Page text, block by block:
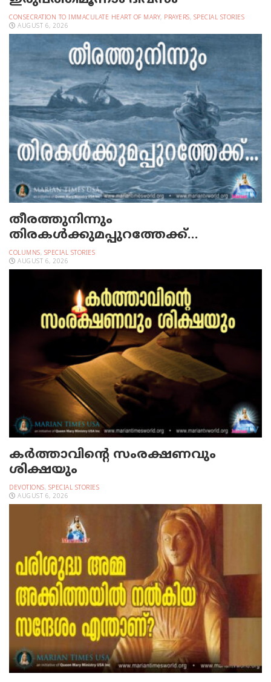
CONSECRATION TO IMMACULATE HEART OF MARY, PRAYERS, SPECIAL STORIES
AUGUST 6, 2026
തീരത്തുനിന്നും
തിരകള്‍ക്കുമപ്പുറത്തേക്ക്…
COLUMNS, SPECIAL STORIES
AUGUST 6, 2026
കർത്താവിന്റെ സംരക്ഷണവും
ശിക്ഷയും
DEVOTIONS, SPECIAL STORIES
AUGUST 6, 2026